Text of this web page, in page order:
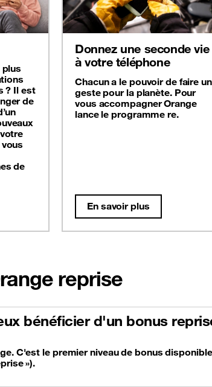
? Il est
de
de
Donnez une seconde vie
à votre téléphone
Chacun a le pouvoir de faire un
geste pour la planète. Pour
vous accompagner Orange
lance le programme re.
En savoir plus
reprise
bénéficier d'un bonus
C'est le premier niveau de bonus
»).